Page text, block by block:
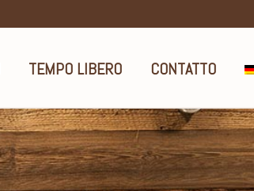
TEMPO LIBERO CONTATTO